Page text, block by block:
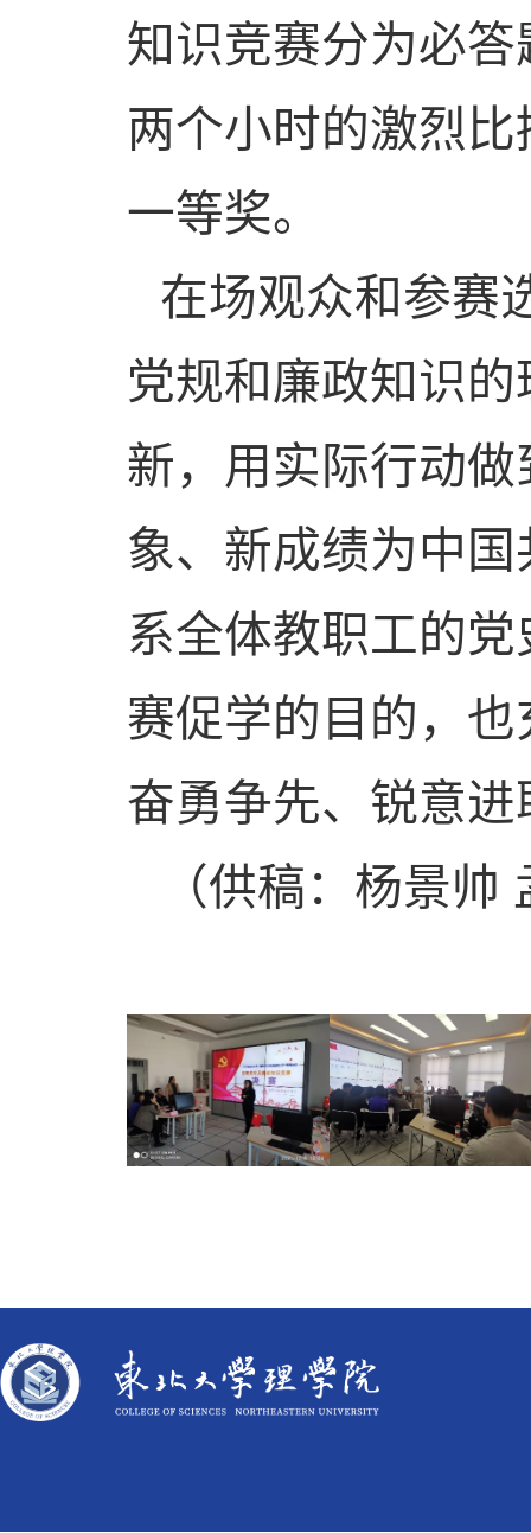
知识竞赛分为必
两个小时的激烈
一等奖。
在场观众和参赛
党规和廉政知识
新，用实际行动
象、新成绩为中
系全体教职工的
赛促学的目的，
奋勇争先、锐意
（供稿：杨景帅